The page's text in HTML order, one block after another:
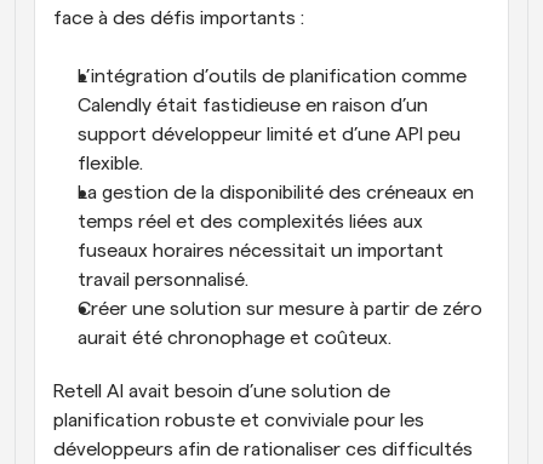
Webhooks
face à des défis importants :
L’intégration d’outils de planification comme
Calendly était fastidieuse en raison d’un
support développeur limité et d’une API peu
flexible.
La gestion de la disponibilité des créneaux en
temps réel et des complexités liées aux
fuseaux horaires nécessitait un important
travail personnalisé.
Créer une solution sur mesure à partir de zéro
aurait été chronophage et coûteux.
Retell AI avait besoin d’une solution de
planification robuste et conviviale pour les
développeurs afin de rationaliser ces difficultés